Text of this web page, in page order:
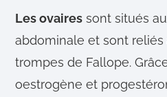
Les ovaires sont situés
abdominale et sont
trompes de Fallope.
oestrogène et